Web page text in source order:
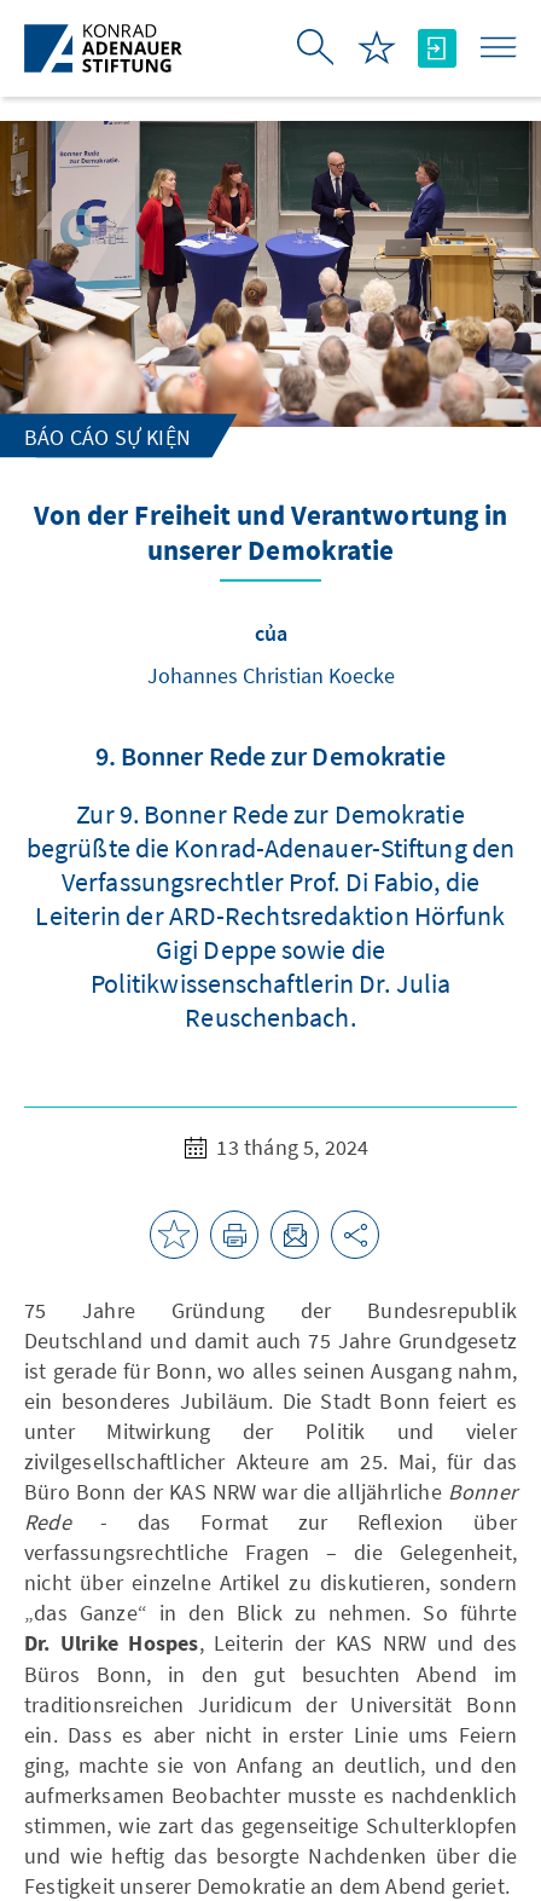
Skip to Main Content
BÁO CÁO SỰ KIỆN
Von der Freiheit und Verantwortung in
unserer Demokratie
của
Johannes Christian Koecke
9. Bonner Rede zur Demokratie
Zur 9. Bonner Rede zur Demokratie
begrüßte die Konrad-Adenauer-Stiftung den
Verfassungsrechtler Prof. Di Fabio, die
Leiterin der ARD-Rechtsredaktion Hörfunk
Gigi Deppe sowie die
Politikwissenschaftlerin Dr. Julia
Reuschenbach.
13 tháng 5, 2024
75 Jahre Gründung der Bundesrepublik
Deutschland und damit auch 75 Jahre Grundgesetz
ist gerade für Bonn, wo alles seinen Ausgang nahm,
ein besonderes Jubiläum. Die Stadt Bonn feiert es
unter Mitwirkung der Politik und vieler
zivilgesellschaftlicher Akteure am 25. Mai, für das
Büro Bonn der KAS NRW war die alljährliche Bonner
Rede- das Format zur Reflexion über
verfassungsrechtliche Fragen – die Gelegenheit,
nicht über einzelne Artikel zu diskutieren, sondern
„das Ganze“ in den Blick zu nehmen. So führte
Dr. Ulrike Hospes, Leiterin der KAS NRW und des
Büros Bonn, in den gut besuchten Abend im
traditionsreichen Juridicum der Universität Bonn
ein. Dass es aber nicht in erster Linie ums Feiern
ging, machte sie von Anfang an deutlich, und den
aufmerksamen Beobachter musste es nachdenklich
stimmen, wie zart das gegenseitige Schulterklopfen
und wie heftig das besorgte Nachdenken über die
Festigkeit unserer Demokratie an dem Abend geriet.